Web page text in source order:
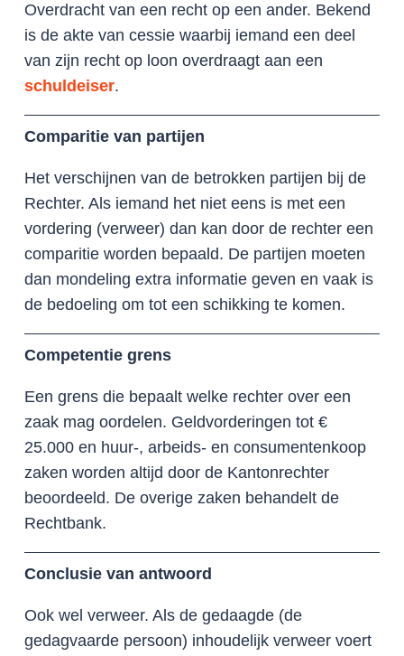
Overdracht van een recht op een ander. Bekend
is de akte van cessie waarbij iemand een deel
van zijn recht op loon overdraagt aan een
schuldeiser.
Comparitie van partijen
Het verschijnen van de betrokken partijen bij de
Rechter. Als iemand het niet eens is met een
vordering (verweer) dan kan door de rechter een
comparitie worden bepaald. De partijen moeten
dan mondeling extra informatie geven en vaak is
de bedoeling om tot een schikking te komen.
Competentie grens
Een grens die bepaalt welke rechter over een
zaak mag oordelen. Geldvorderingen tot €
25.000 en huur-, arbeids- en consumentenkoop
zaken worden altijd door de Kantonrechter
beoordeeld. De overige zaken behandelt de
Rechtbank.
Conclusie van antwoord
Ook wel verweer. Als de gedaagde (de
gedagvaarde persoon) inhoudelijk verweer voert